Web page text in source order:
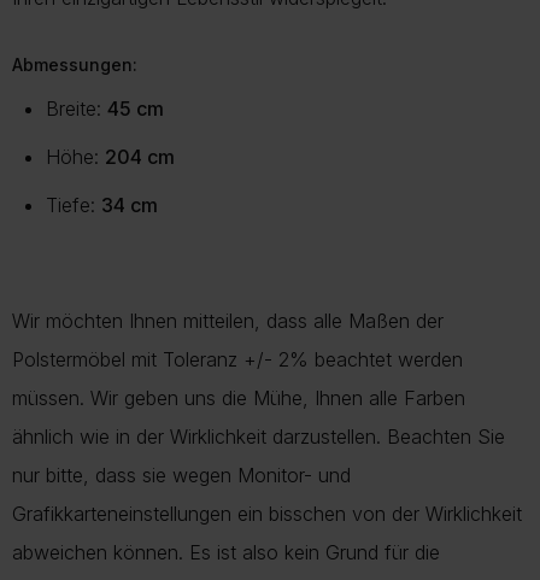
Abmessungen:
Breite: 45 cm
Höhe: 204 cm
Tiefe: 34 cm
Wir möchten Ihnen mitteilen, dass alle Maßen der
Polstermöbel mit Toleranz +/- 2% beachtet werden
müssen. Wir geben uns die Mühe, Ihnen alle Farben
ähnlich wie in der Wirklichkeit darzustellen. Beachten Sie
nur bitte, dass sie wegen Monitor- und
Grafikkarteneinstellungen ein bisschen von der Wirklichkeit
abweichen können. Es ist also kein Grund für die